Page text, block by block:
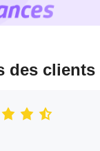
des clients